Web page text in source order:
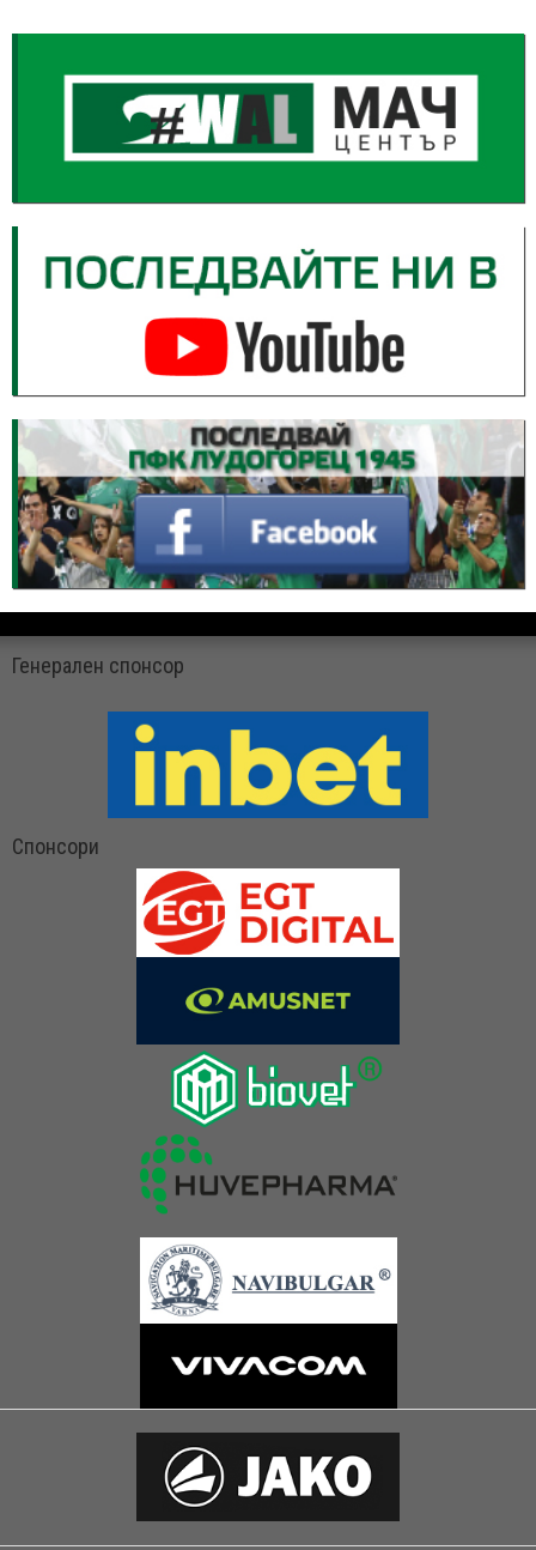
Генерален спонсор
Спонсори